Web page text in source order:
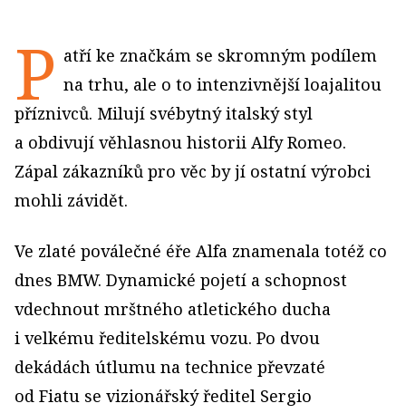
P atří ke značkám se skromným podílem
na trhu, ale o to intenzivnější loajalitou
příznivců. Milují svébytný italský styl
a obdivují věhlasnou historii Alfy Romeo.
Zápal zákazníků pro věc by jí ostatní výrobci
mohli závidět.
Ve zlaté poválečné éře Alfa znamenala totéž co
dnes BMW. Dynamické pojetí a schopnost
vdechnout mrštného atletického ducha
i velkému ředitelskému vozu. Po dvou
dekádách útlumu na technice převzaté
od Fiatu se vizionářský ředitel Sergio